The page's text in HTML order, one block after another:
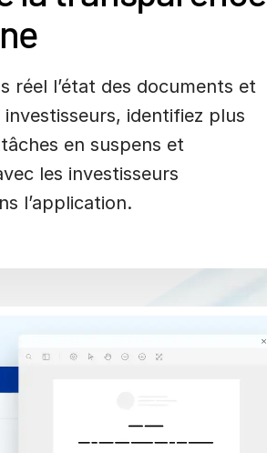
réel l’état des documents et
identifiez plus
en suspens et
les investisseurs
l’application.